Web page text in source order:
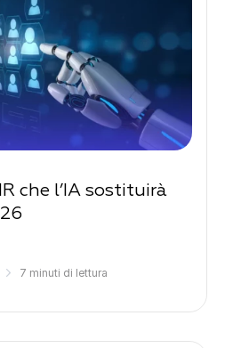
che l’IA sostituirà
7 minuti di lettura